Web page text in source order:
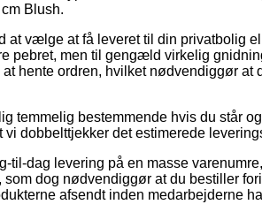
Blush.
at vælge at få leveret til din privatbolig
pebret, men til gengæld virkelig
hente ordren, hvilket nødvendiggør at
temmelig bestemmende hvis du står
dobbelttjekker det estimerede
til-dag levering på en masse
dog nødvendiggør at du bestiller
afsendt inden medarbejderne